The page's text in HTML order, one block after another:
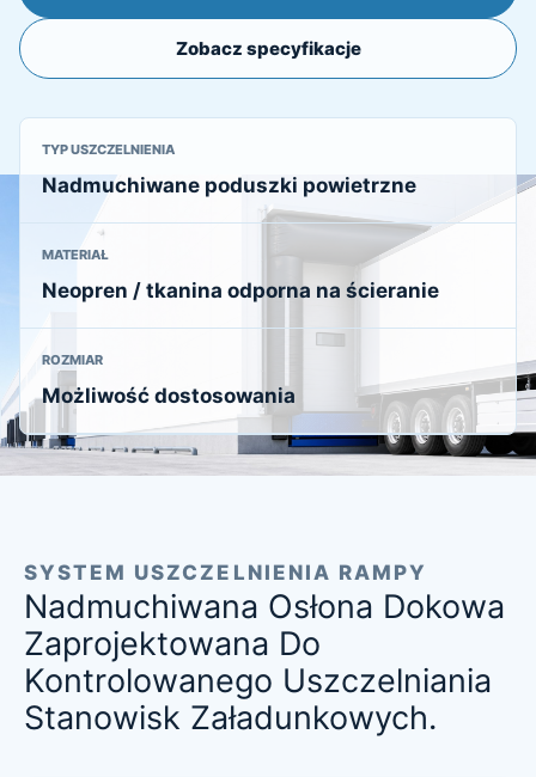
Zobacz specyfikacje
TYP USZCZELNIENIA
Nadmuchiwane poduszki powietrzne
MATERIAŁ
Neopren / tkanina odporna na ścieranie
ROZMIAR
Możliwość dostosowania
SYSTEM USZCZELNIENIA RAMPY
Nadmuchiwana Osłona Dokowa
Zaprojektowana Do
Kontrolowanego Uszczelniania
Stanowisk Załadunkowych.